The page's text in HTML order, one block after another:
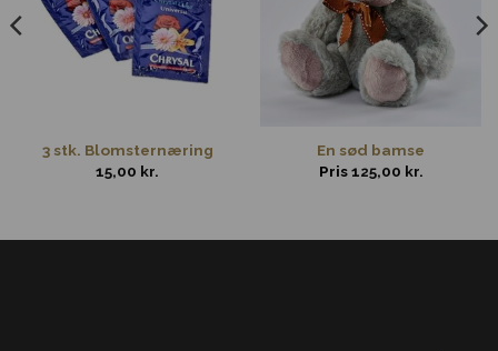
3 stk. Blomsternæring
15,00 kr.
En sød bamse
Pris 125,00 kr.